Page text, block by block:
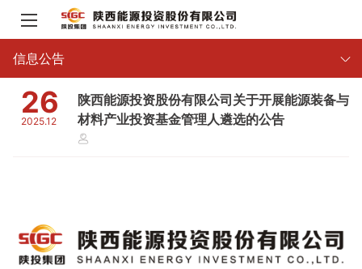
信息公告
26
2025.12
陕西能源投资股份有限公司关于开展能源装备与
材料产业投资基金管理人遴选的公告